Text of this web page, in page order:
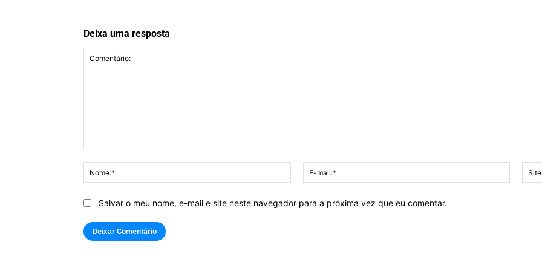
Deixa uma resposta
Nome:*
mail:*
Salvar o meu nome, e-mail e site neste navegador para a próxima vez que eu comentar.